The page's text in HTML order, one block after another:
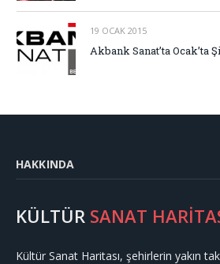
19 OCAK 2015
Akbank Sanat’ta Ocak’ta
HAKKINDA
KÜLTÜR SANAT
Kültür Sanat Haritası, şehirlerin yakın